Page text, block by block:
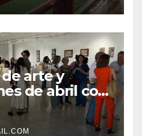
arte y
de abril con
de
espectáculos